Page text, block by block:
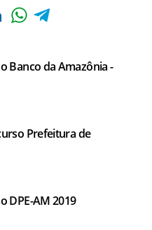
Banco da Amazônia -
Prefeitura de
DPE-AM 2019